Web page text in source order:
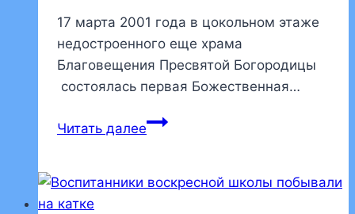
17 марта 2001 года в цокольном этаже
недостроенного еще храма
Благовещения Пресвятой Богородицы
состоялась первая Божественная…
Читать далее15
в